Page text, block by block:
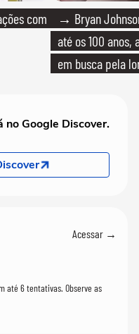
com
→ Bryan
até os 100
em busca pela
no Google Discover.
Acessar →
até 6 tentativas. Observe as